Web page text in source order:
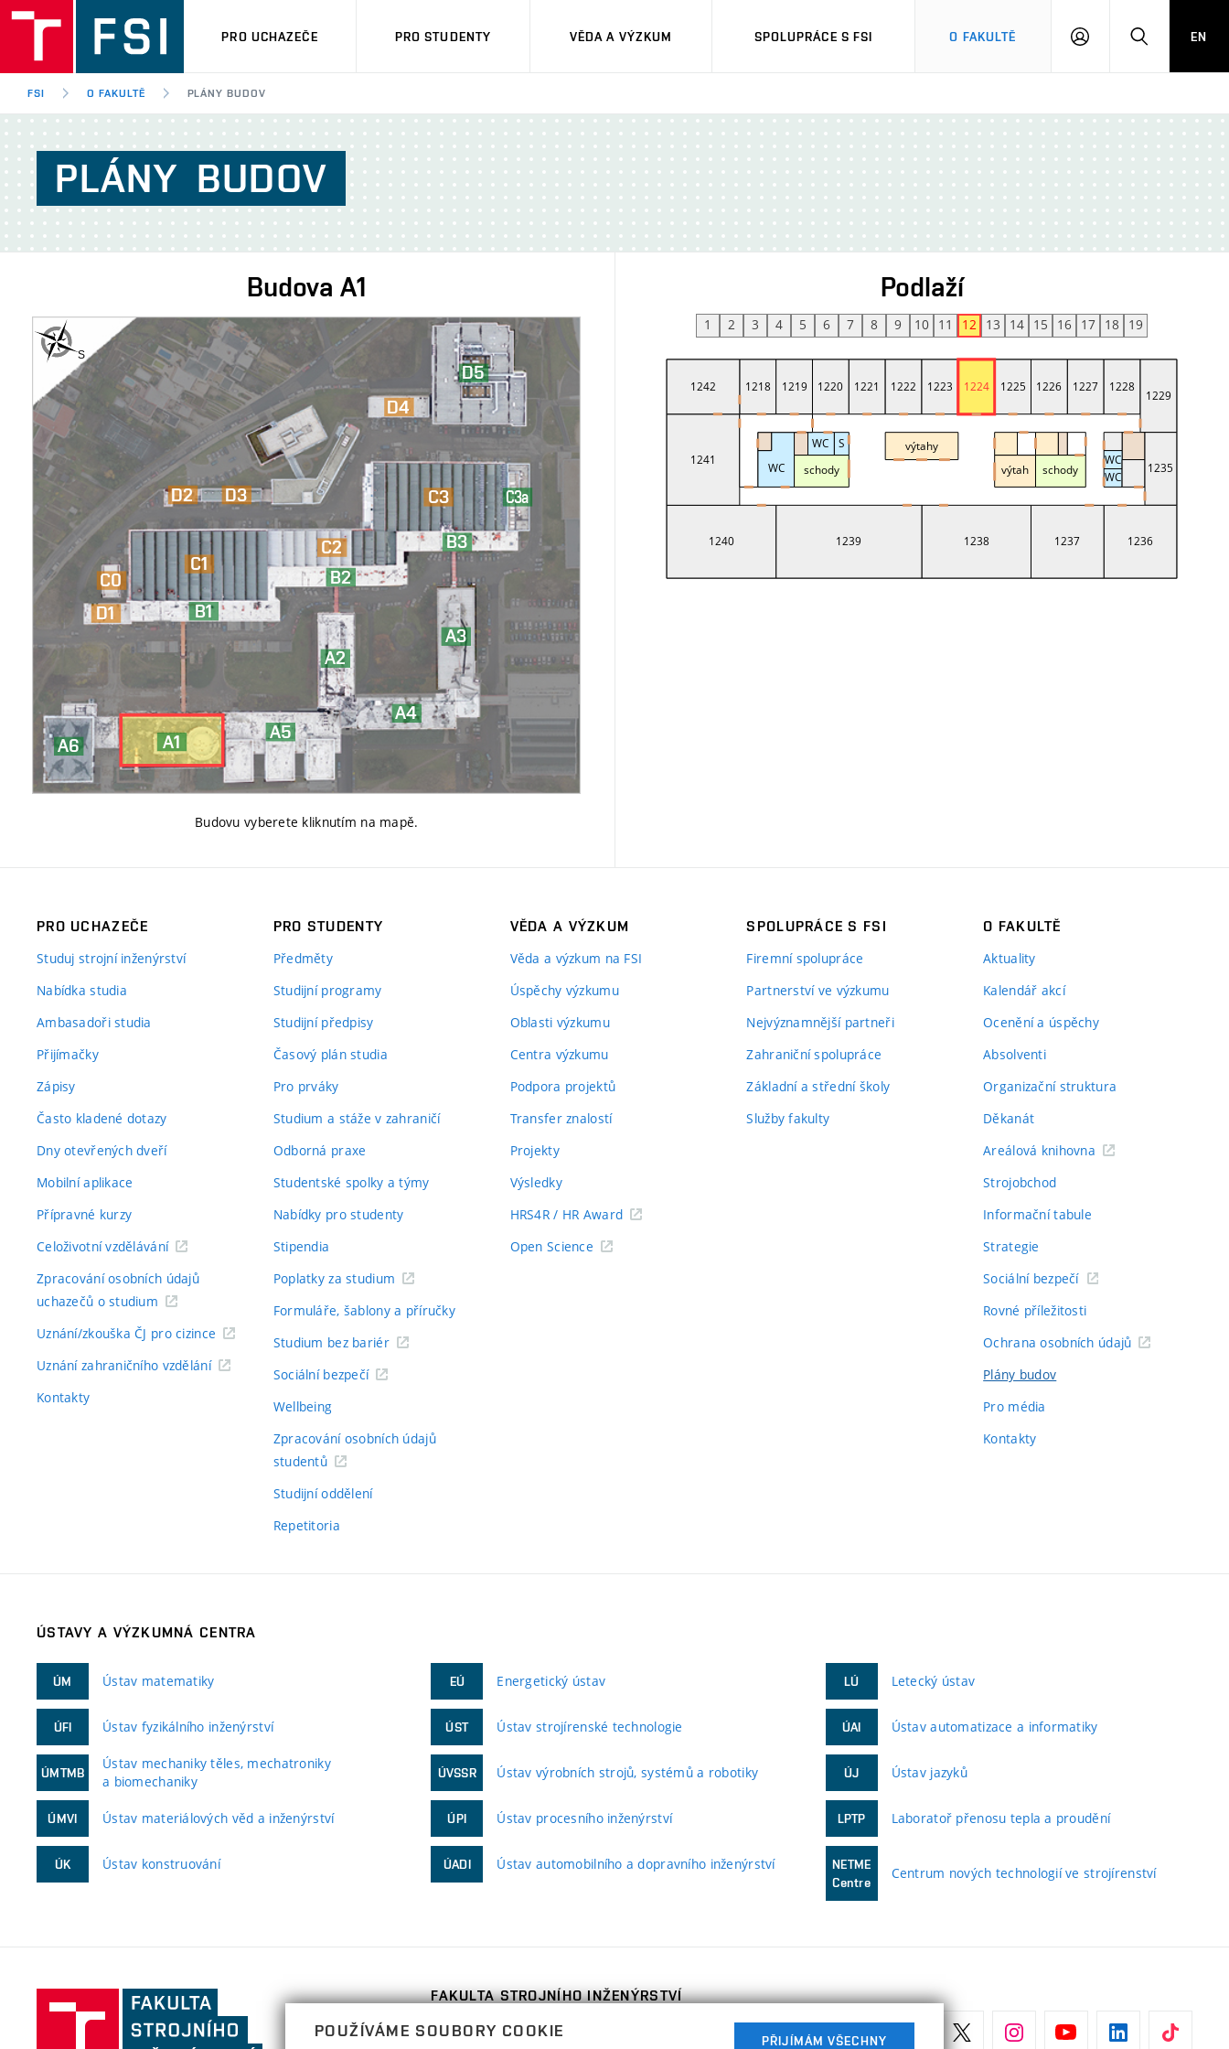
PRO UCHAZEČE PRO STUDENTY VĚDA A VÝZKUM SPOLUPRÁCE S FSI O FAKULTĚ
PŘIHLÁŠENÍHLEDAT
EN
FSI O FAKULTĚ PLÁNY BUDOV
PLÁNY BUDOV
Budova A1
Budovu vyberete kliknutím na mapě.
Podlaží
1 2 3 4 5 6 7 8 9 10 11 12 13 14 15 16 17 18 19
PRO UCHAZEČE
Studuj strojní inženýrství
Nabídka studia
Ambasadoři studia
Přijímačky
Zápisy
Často kladené dotazy
Dny otevřených dveří
Mobilní aplikace
Přípravné kurzy
Celoživotní vzdělávání
Zpracování osobních údajů
uchazečů o studium
Uznání/zkouška ČJ pro cizince
Uznání zahraničního vzdělání
Kontakty
PRO STUDENTY
Předměty
Studijní programy
Studijní předpisy
Časový plán studia
Pro prváky
Studium a stáže v zahraničí
Odborná praxe
Studentské spolky a týmy
Nabídky pro studenty
Stipendia
Poplatky za studium
Formuláře, šablony a příručky
Studium bez bariér
Sociální bezpečí
Wellbeing
Zpracování osobních údajů
studentů
Studijní oddělení
Repetitoria
VĚDA A VÝZKUM
Věda a výzkum na FSI
Úspěchy výzkumu
Oblasti výzkumu
Centra výzkumu
Podpora projektů
Transfer znalostí
Projekty
Výsledky
HRS4R / HR Award
Open Science
SPOLUPRÁCE S FSI
Firemní spolupráce
Partnerství ve výzkumu
Nejvýznamnější partneři
Zahraniční spolupráce
Základní a střední školy
Služby fakulty
O FAKULTĚ
Aktuality
Kalendář akcí
Ocenění a úspěchy
Absolventi
Organizační struktura
Děkanát
Areálová knihovna
Strojobchod
Informační tabule
Strategie
Sociální bezpečí
Rovné příležitosti
Ochrana osobních údajů
Plány budov
Pro média
Kontakty
ÚSTAVY A VÝZKUMNÁ CENTRA
ÚM Ústav matematiky
ÚFI Ústav fyzikálního inženýrství
ÚMTMB
Ústav mechaniky těles, mechatroniky
a biomechaniky
ÚMVI Ústav materiálových věd a inženýrství
ÚK Ústav konstruování
EÚ Energetický ústav
ÚST Ústav strojírenské technologie
ÚVSSR Ústav výrobních strojů, systémů a robotiky
ÚPI Ústav procesního inženýrství
ÚADI Ústav automobilního a dopravního inženýrství
LÚ Letecký ústav
ÚAI Ústav automatizace a informatiky
ÚJ Ústav jazyků
LPTP Laboratoř přenosu tepla a proudění
NETME
Centre
Centrum nových technologií ve strojírenství
Fakulta
inženýrství,
FAKULTA STROJNÍHO INŽENÝRSTVÍ
Technická 2896/2
POUŽÍVÁME SOUBORY COOKIE
PŘIJÍMÁM VŠECHNY